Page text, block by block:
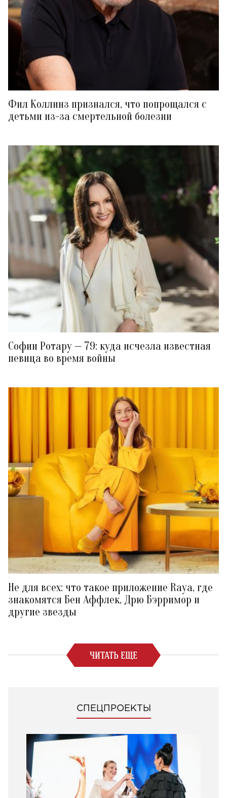
Фил Коллинз признался, что попрощался с
детьми из-за смертельной болезни
Софии Ротару — 79: куда исчезла известная
певица во время войны
Не для всех: что такое приложение Raya, где
знакомятся Бен Аффлек, Дрю Бэрримор и
другие звезды
ЧИТАТЬ ЕЩЕ
СПЕЦПРОЕКТЫ